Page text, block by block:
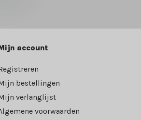
account
bestellingen
verlanglijst
voorwaarden